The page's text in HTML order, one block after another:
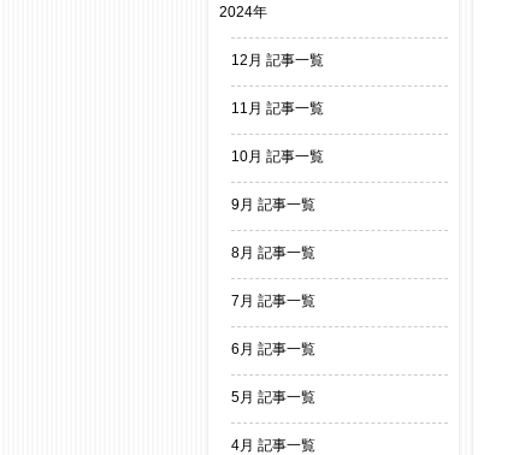
2024年
12月 記事一覧
11月 記事一覧
10月 記事一覧
9月 記事一覧
8月 記事一覧
7月 記事一覧
6月 記事一覧
5月 記事一覧
4月 記事一覧